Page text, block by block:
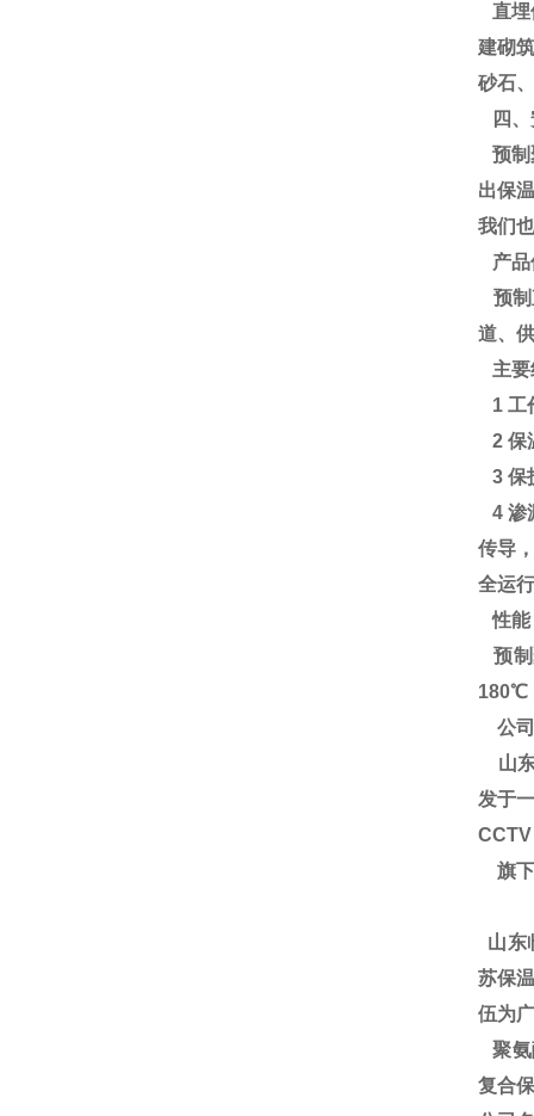
直埋
建砌
砂石
四、
预制
出保
我们
产品
预制
道、
主要
1 工
2 保
3 保
4 渗
传导
全运
性
预制
180℃
公
山东
发于
旗下
山东
苏保
伍为
聚氨
复合